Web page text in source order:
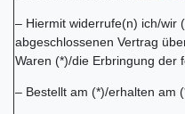
– Hiermit widerrufe(n) ich/wir
abgeschlossenen Vertrag
Waren (*)/die Erbringung der
– Bestellt am (*)/erhalten am